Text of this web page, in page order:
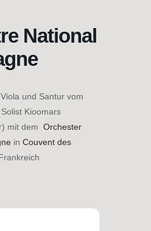
National
und Santur vom
Kioomars
mit dem Orchester
in Couvent des